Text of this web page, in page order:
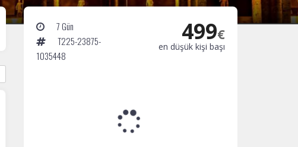
7 Gün
T225-23875-
1035448
499€
en düşük kişi başı